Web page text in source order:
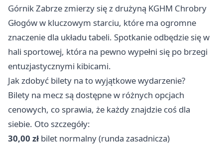
GórnikZabrzezmierzy się z drużyną KGHM Chrobry
Głogóww kluczowym starciu, które ma ogromne
znaczenie dla układu tabeli. Spotkanie odbędzie się w
hali sportowej, która na pewno wypełni się po brzegi
entuzjastycznymi kibicami.
Jak zdobyć bilety na to wyjątkowe wydarzenie?
Bilety na mecz są dostępne w różnych opcjach
cenowych, co sprawia, że każdy znajdzie coś dla
siebie. Oto szczegóły:
30,00 zł bilet normalny (runda zasadnicza)